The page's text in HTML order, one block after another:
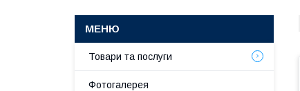
Товари та послуги
Фотогалерея